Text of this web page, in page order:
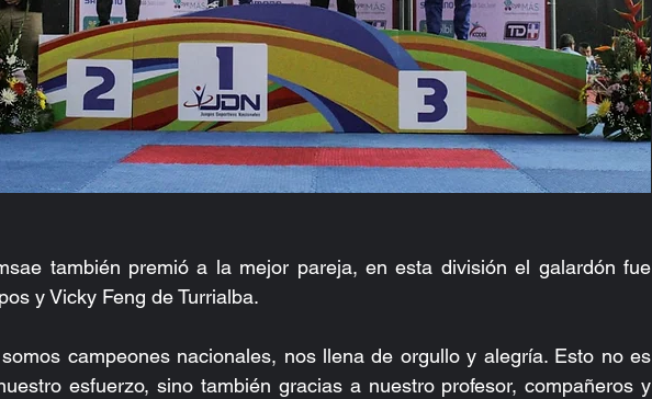
también premió a la mejor pareja, en esta división el galardón fue
y Vicky Feng de Turrialba.
campeones nacionales, nos llena de orgullo y alegría. Esto no es
esfuerzo, sino también gracias a nuestro profesor, compañeros y